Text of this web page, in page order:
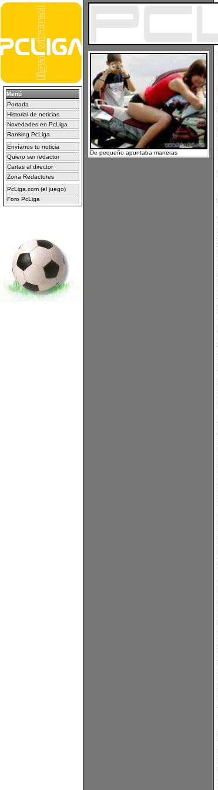
Menú
Portada
Historial de noticias
Novedades en PcLiga
Ranking PcLiga
Envíanos tu noticia
Quiero ser redactor
Cartas al director
Zona Redactores
PcLiga.com (el juego)
Foro PcLiga
De pequeño apuntaba maneras